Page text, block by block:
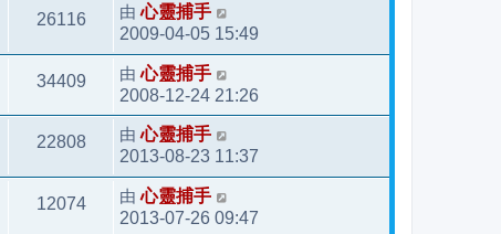
26116 由心靈捕手
2009-04-05 15:49
34409 由心靈捕手
2008-12-24 21:26
22808 由心靈捕手
2013-08-23 11:37
12074 由心靈捕手
2013-07-26 09:47